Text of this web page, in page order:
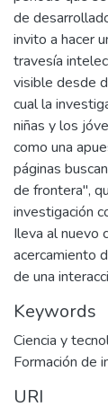
de
invito a hacer
travesía
visible desde
cual la
niñas y los
como una
páginas
de frontera",
investigación
Ileva al nuevo
acercamiento
de una
Keywords
Ciencia y
Formación de
URI